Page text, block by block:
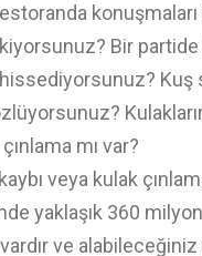
Bir
hissediyorsunuz?
mı var?
veya kulak
yaklaşık 360
vardır ve